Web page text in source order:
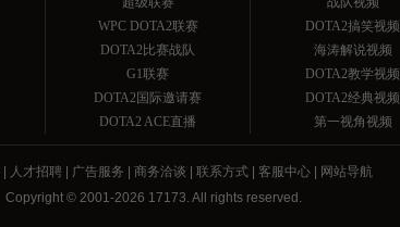
WPC DOTA2联赛
DOTA2比赛战队
G1联赛
DOTA2国际邀请赛
DOTA2 ACE直播
DOTA2搞笑视频
海涛解说视频
DOTA2教学视频
DOTA2经典视频
第一视角视频
人才招聘| 广告服务 商务洽谈 联系方式| 客服中心|
网站导航
Copyright © 2001-2026 17173. All rights reserved.